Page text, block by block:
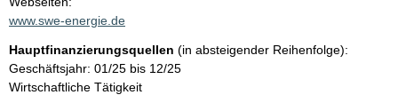
t
a
t
i
n
www.swe-energie.de
Hauptfinanzierungsquellen (in absteigender Reihenfolge):
Geschäftsjahr: 01/25 bis 12/25
Wirtschaftliche Tätigkeit